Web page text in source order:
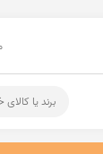
برند یا